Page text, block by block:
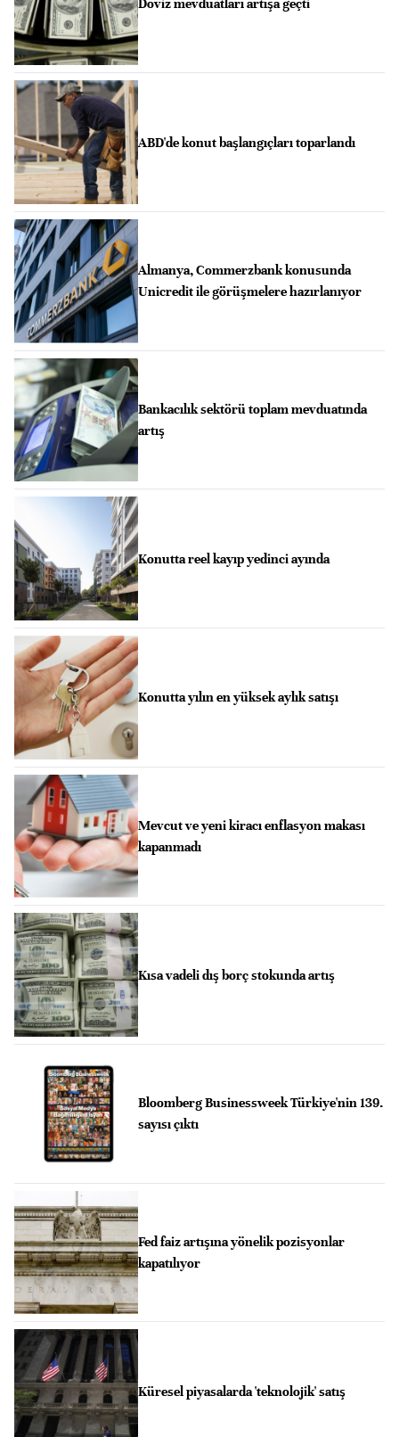
Döviz mevduatları artışa geçti
ABD'de konut başlangıçları toparlandı
Almanya, Commerzbank konusunda
Unicredit ile görüşmelere hazırlanıyor
Bankacılık sektörü toplam mevduatında
artış
Konutta reel kayıp yedinci ayında
Konutta yılın en yüksek aylık satışı
Mevcut ve yeni kiracı enflasyon makası
kapanmadı
Kısa vadeli dış borç stokunda artış
Bloomberg Businessweek Türkiye'nin 139.
sayısı çıktı
Fed faiz artışına yönelik pozisyonlar
kapatılıyor
Küresel piyasalarda 'teknolojik' satış